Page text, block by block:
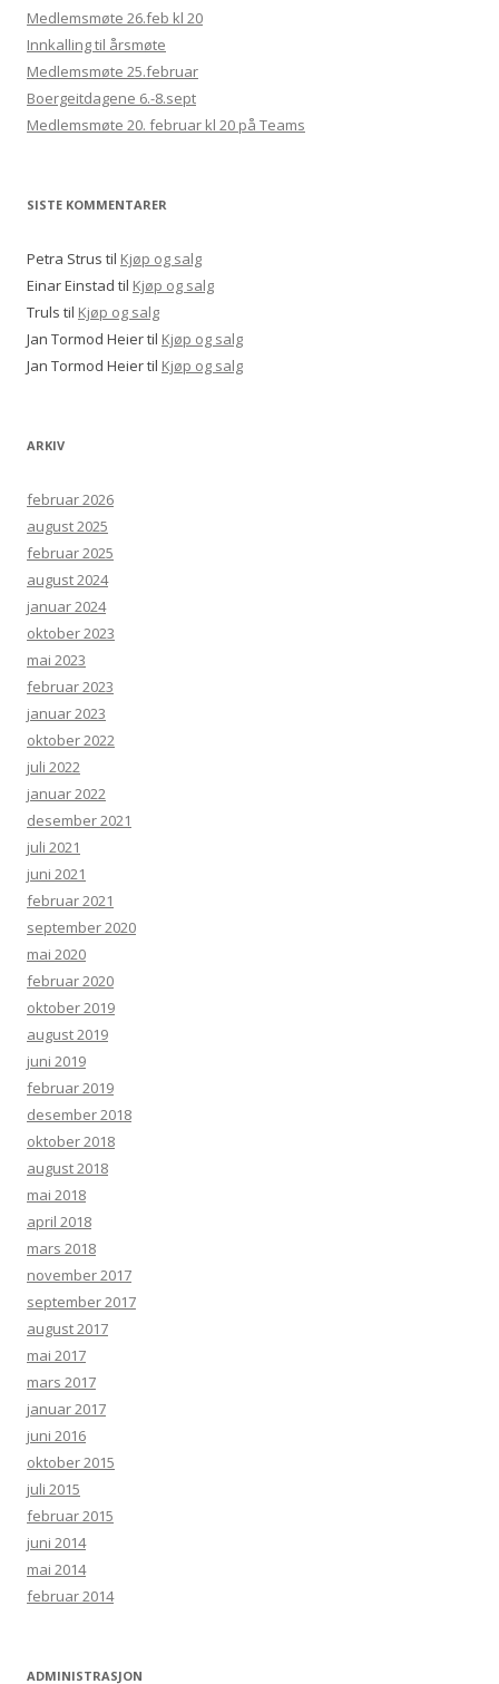
Medlemsmøte 26.feb kl 20
Innkalling til årsmøte
Medlemsmøte 25.februar
Boergeitdagene 6.-8.sept
Medlemsmøte 20. februar kl 20 på Teams
SISTE KOMMENTARER
Petra Strus til Kjøp og salg
Einar Einstad til Kjøp og salg
Truls til Kjøp og salg
Jan Tormod Heiertil Kjøp og salg
Jan Tormod Heiertil Kjøp og salg
ARKIV
februar 2026
august 2025
februar 2025
august 2024
januar 2024
oktober 2023
mai 2023
februar 2023
januar 2023
oktober 2022
juli 2022
januar 2022
desember 2021
juli 2021
juni 2021
februar 2021
september 2020
mai 2020
februar 2020
oktober 2019
august 2019
juni 2019
februar 2019
desember 2018
oktober 2018
august 2018
mai 2018
april 2018
mars 2018
november 2017
september 2017
august 2017
mai 2017
mars 2017
januar 2017
juni 2016
oktober 2015
juli 2015
februar 2015
juni 2014
mai 2014
februar 2014
ADMINISTRASJON